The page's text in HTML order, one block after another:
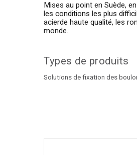
Mises au point en Suède,
les conditions les plus
acierde haute qualité, les
monde.
Types de produits
Solutions de fixation des